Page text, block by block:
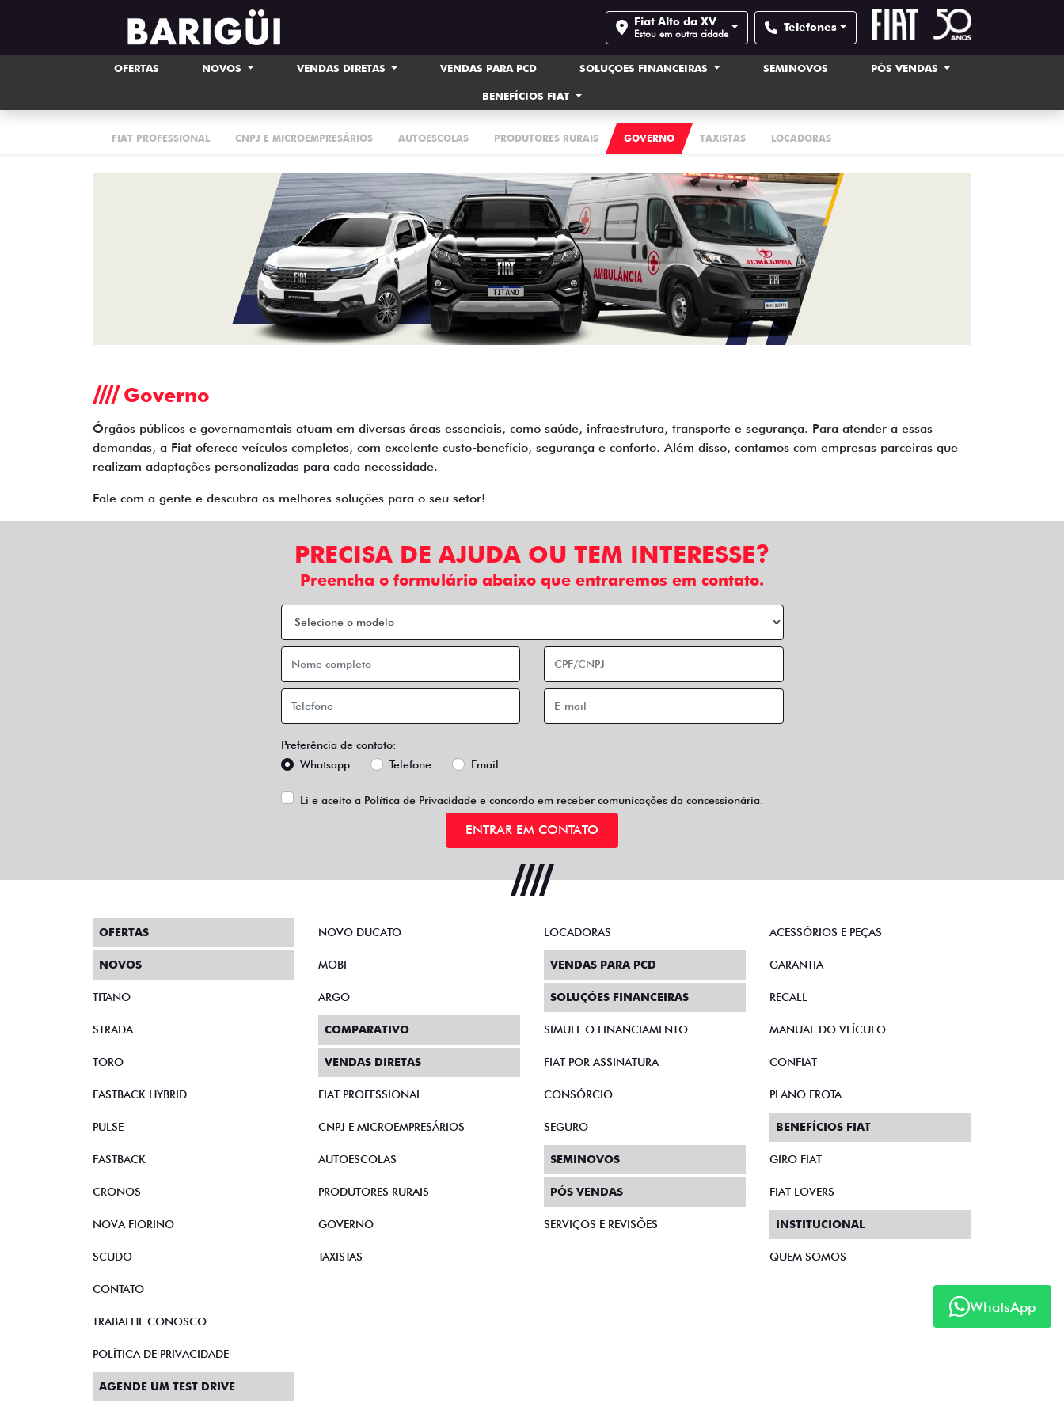
Fiat Alto da XV
Estou em outra cidade Telefones
OFERTAS NOVOS VENDAS DIRETAS VENDAS PARA PCD SOLUÇÕES FINANCEIRAS SEMINOVOS PÓS VENDAS
BENEFÍCIOS FIAT
FIAT PROFESSIONAL CNPJ E MICROEMPRESÁRIOS AUTOESCOLAS PRODUTORES RURAIS GOVERNO TAXISTAS LOCADORAS
Governo
Órgãos públicos e governamentais atuam em diversas áreas essenciais, como saúde, infraestrutura, transporte e segurança. Para atender a essas
demandas, a Fiat oferece veículos completos, com excelente custo-benefício, segurança e conforto. Além disso, contamos com empresas parceiras que
realizam adaptações personalizadas para cada necessidade.
Fale com a gente e descubra as melhores soluções para o seu setor!
PRECISA DE AJUDA OU TEM INTERESSE?
Preencha o formulário abaixo que entraremos em contato.
Preferência de contato:
Whatsapp
Telefone Email
Li e aceito a Política de Privacidadee concordo em receber comunicações da concessionária.
ENTRAR EM CONTATO
WhatsApp
OFERTAS
NOVOS
TITANO
STRADA
TORO
FASTBACK HYBRID
PULSE
FASTBACK
CRONOS
NOVA FIORINO
SCUDO
NOVO DUCATO
MOBI
ARGO
COMPARATIVO
VENDAS DIRETAS
FIAT PROFESSIONAL
CNPJ E MICROEMPRESÁRIOS
AUTOESCOLAS
PRODUTORES RURAIS
GOVERNO
TAXISTAS
LOCADORAS
VENDAS PARA PCD
SOLUÇÕES FINANCEIRAS
SIMULE O FINANCIAMENTO
FIAT POR ASSINATURA
CONSÓRCIO
SEGURO
SEMINOVOS
PÓS VENDAS
SERVIÇOS E REVISÕES
ACESSÓRIOS E PEÇAS
GARANTIA
RECALL
MANUAL DO VEÍCULO
CONFIAT
PLANO FROTA
BENEFÍCIOS FIAT
GIRO FIAT
FIAT LOVERS
INSTITUCIONAL
QUEM SOMOS
CONTATO
TRABALHE CONOSCO
POLÍTICA DE PRIVACIDADE
AGENDE UM TEST DRIVE